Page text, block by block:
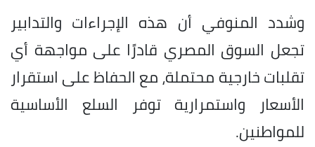
وشدد المنوفي أن هذه الإجراءات والتدابير
تجعل السوق المصري قادرًا على مواجهة أي
تقلبات خارجية محتملة، مع الحفاظ على استقرار
الأسعار واستمرارية توفر السلع الأساسية
للمواطنين.